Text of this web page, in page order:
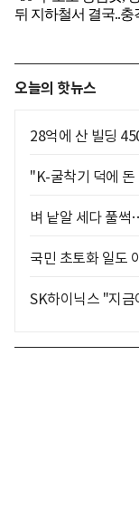
오늘의 핫뉴스
28억에 산 빌딩
"K-굴착기 덕에
벼 낱알 세다 풀
국민 초토화 일도
SK하이닉스 "지